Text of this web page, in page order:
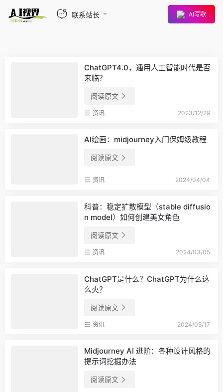
联系站长 AI写歌
ChatGPT4.0，通用人工智能时代是否
来临？
阅读原文
资讯 2023/12/29
AI绘画：midjourney入门保姆级教程
阅读原文
资讯 2024/04/04
科普：稳定扩散模型（stable diffusio
n model）如何创建美女角色
阅读原文
资讯 2024/03/05
ChatGPT是什么？ChatGPT为什么这
么火？
阅读原文
资讯 2024/05/17
Midjourney AI 进阶：各种设计风格的
提示词挖掘办法
阅读原文